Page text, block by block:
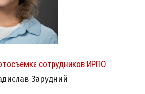
сотрудников ИРПО
Зарудний